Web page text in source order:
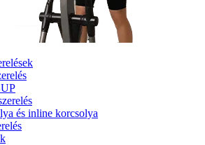
és inline korcsolya